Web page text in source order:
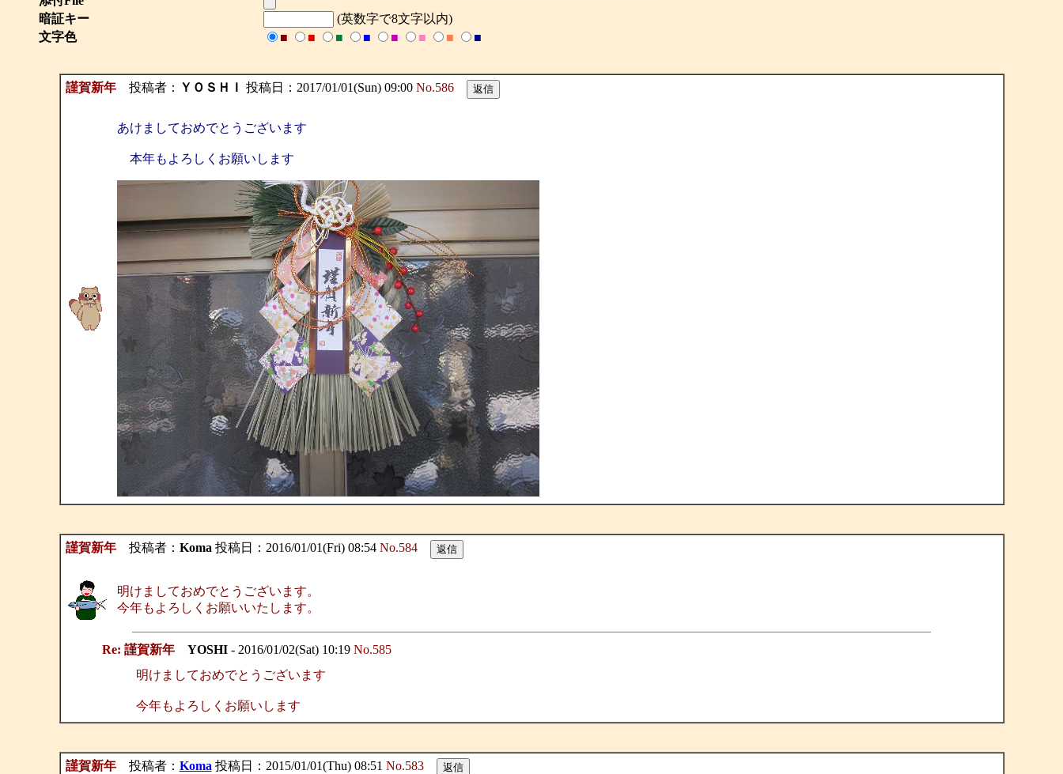
暗証キー
(英数字で8文字以内)
文字色
■ ■ ■ ■ ■ ■ ■ ■
謹賀新年投稿者： ＹＯＳＨＩ 投稿日：2017/01/01(Sun) 09:00 No.586
あけましておめでとうございます
本年もよろしくお願いします
謹賀新年投稿者： Koma 投稿日：2016/01/01(Fri) 08:54 No.584
明けましておめでとうございます。
今年もよろしくお願いいたします。
Re: 謹賀新年 YOSHI- 2016/01/02(Sat) 10:19 No.585
明けましておめでとうございます
今年もよろしくお願いします
謹賀新年投稿者： Koma 投稿日：2015/01/01(Thu) 08:51 No.583